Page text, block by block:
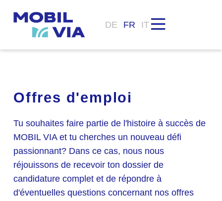
DE FR IT
Offres d'emploi
Tu souhaites faire partie de l'histoire à succès de
MOBIL VIA et tu cherches un nouveau défi
passionnant? Dans ce cas, nous nous
réjouissons de recevoir ton dossier de
candidature complet et de répondre à
d'éventuelles questions concernant nos offres